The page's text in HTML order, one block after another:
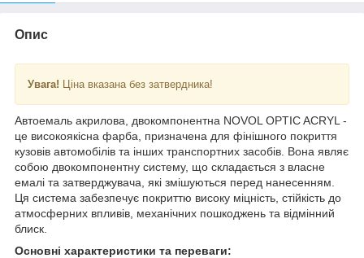
Опис
Увага! Ціна вказана без затвердника!
Автоемаль акрилова, двокомпонентна NOVOL OPTIC ACRYL -
це високоякісна фарба, призначена для фінішного покриття
кузовів автомобілів та інших транспортних засобів. Вона являє
собою двокомпонентну систему, що складається з власне
емалі та затверджувача, які змішуються перед нанесенням.
Ця система забезпечує покриттю високу міцність, стійкість до
атмосферних впливів, механічних пошкоджень та відмінний
блиск.
Основні характеристики та переваги: